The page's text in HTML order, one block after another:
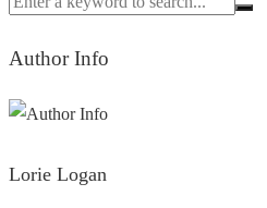
Author Info
Lorie Logan